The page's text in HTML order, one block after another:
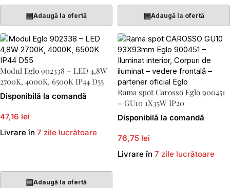
▤Adaugă la ofertă ▤Adaugă la ofertă
Modul Eglo 902338 – LED 4,8W
2700K, 4000K, 6500K IP44 D55
Disponibilă la comandă
47,16 lei
Livrare în 7 zile lucrătoare
▤Adaugă la ofertă
Rama spot Carosso Eglo 900451
– GU10 1X35W IP20
Disponibilă la comandă
76,75 lei
Livrare în 7 zile lucrătoare